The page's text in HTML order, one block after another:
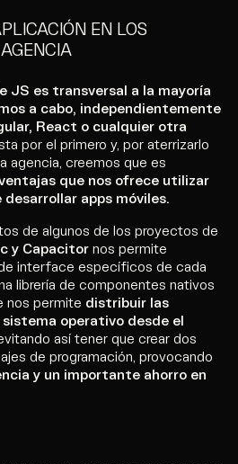
EN LOS
JS es transversal a la mayoría
a cabo, independientemente
React o cualquier otra
por el primero y, por aterrizarlo
agencia, creemos que es
que nos ofrece utilizar
apps móviles.
de algunos de los proyectos de
y Capacitor nos permite
interface específicos de cada
librería de componentes nativos
nos permite distribuir las
operativo desde el
así tener que crear dos
de programación, provocando
y un importante ahorro en